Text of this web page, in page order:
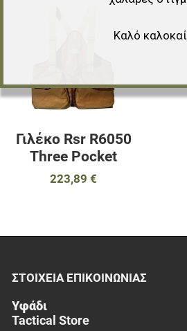
Γιλέκο Rsr R6050
Three Pocket
223,89 €
ΣΤΟΙΧΕΊΑ EΠΙΚΟΙΝΩΝΊΑΣ
Υφάδι
Tactical Store
Καλό